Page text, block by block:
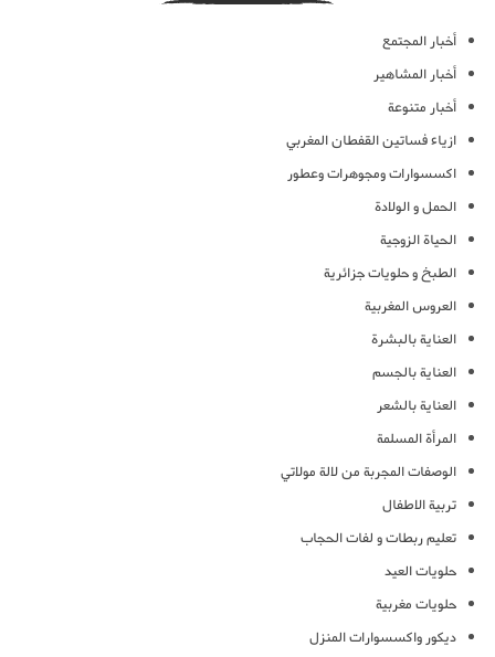
أخبار المجتمع
أخبار المشاهير
أخبار متنوعة
ازياء فساتين القفطان المغربي
اكسسوارات ومجوهرات وعطور
الحمل و الولادة
الحياة الزوجية
الطبخ و حلويات جزائرية
العروس المغربية
العناية بالبشرة
العناية بالجسم
العناية بالشعر
المرأة المسلمة
الوصفات المجربة من لالة مولاتي
تربية الاطفال
تعليم ربطات و لفات الحجاب
حلويات العيد
حلويات مغربية
ديكور واكسسوارات المنزل